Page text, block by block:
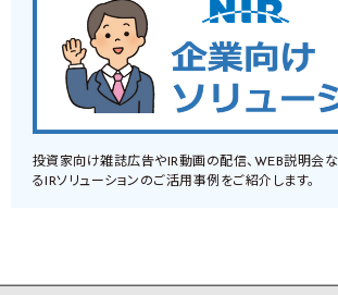
投資家向け雑誌広告やIR動画の配信、WEB説明会な
るIRソリューションのご活用事例をご紹介します。